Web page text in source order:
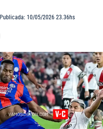
Publicada: 10/05/2026 23.36hs